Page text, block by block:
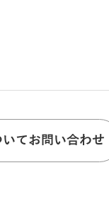
てお問い合わせ